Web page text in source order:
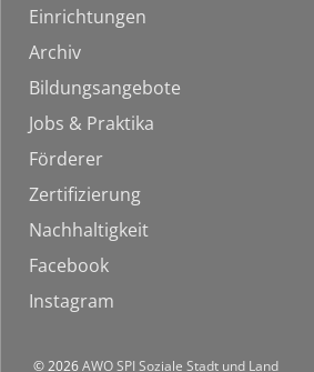
Einrichtungen
Archiv
Bildungsangebote
Jobs & Praktika
Förderer
Zertifizierung
Nachhaltigkeit
Facebook
Instagram
© 2026AWO SPI Soziale Stadt und Land